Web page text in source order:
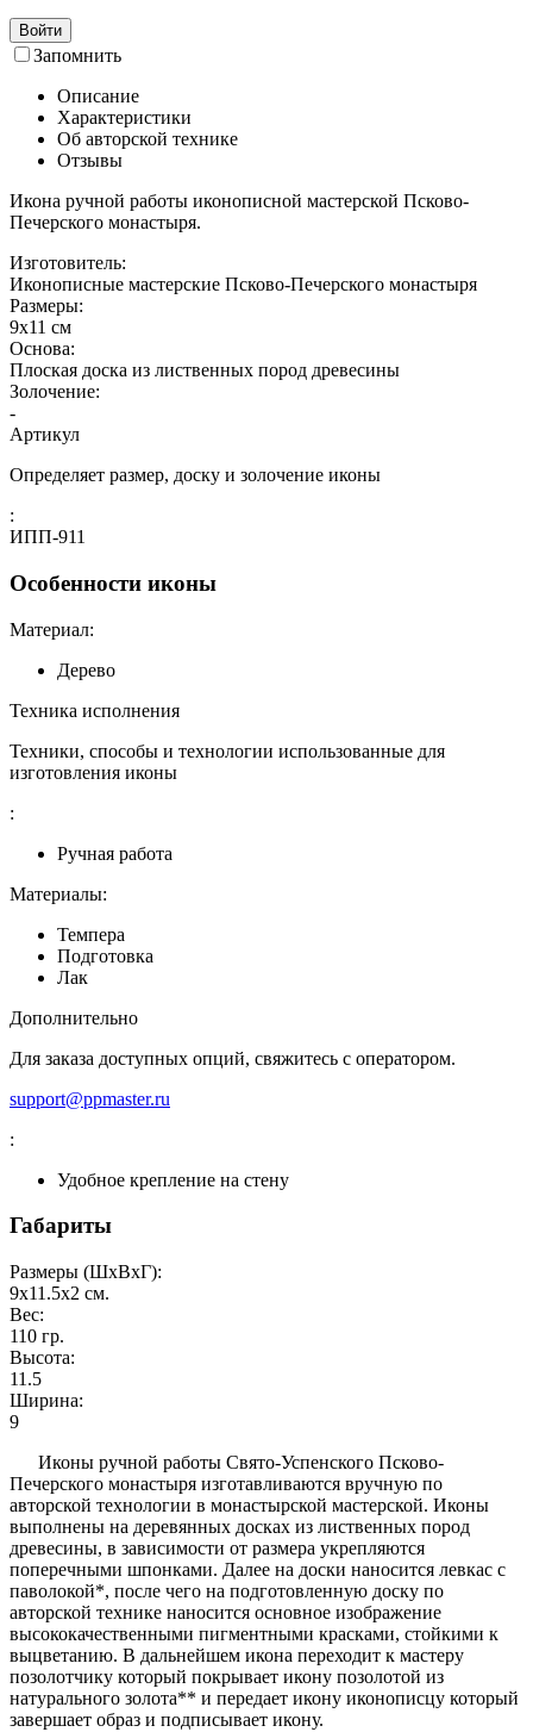
Войти
Запомнить
Описание
Характеристики
Об авторской технике
Отзывы
Икона ручной работы иконописной мастерской Псково-
Печерского монастыря.
Изготовитель:
Иконописные мастерские Псково-Печерского монастыря
Размеры:
9х11 см
Основа:
Плоская доска из лиственных пород древесины
Золочение:
-
Артикул
Определяет размер, доску и золочение иконы
:
ИПП-911
Особенности иконы
Материал:
Дерево
Техника исполнения
Техники, способы и технологии использованные для
изготовления иконы
:
Ручная работа
Материалы:
Темпера
Подготовка
Лак
Дополнительно
Для заказа доступных опций, свяжитесь с оператором.
support@ppmaster.ru
:
Удобное крепление на стену
Габариты
Размеры (ШxВxГ):
9x11.5x2 см.
Вес:
110 гр.
Высота:
11.5
Ширина:
9
Иконы ручной работы Свято-Успенского Псково-
Печерского монастыря изготавливаются вручную по
авторской технологии в монастырской мастерской. Иконы
выполнены на деревянных досках из лиственных пород
древесины, в зависимости от размера укрепляются
поперечными шпонками. Далее на доски наносится левкас с
паволокой*, после чего на подготовленную доску по
авторской технике наносится основное изображение
высококачественными пигментными красками, стойкими к
выцветанию. В дальнейшем икона переходит к мастеру
позолотчику который покрывает икону позолотой из
натурального золота** и передает икону иконописцу который
завершает образ и подписывает икону.